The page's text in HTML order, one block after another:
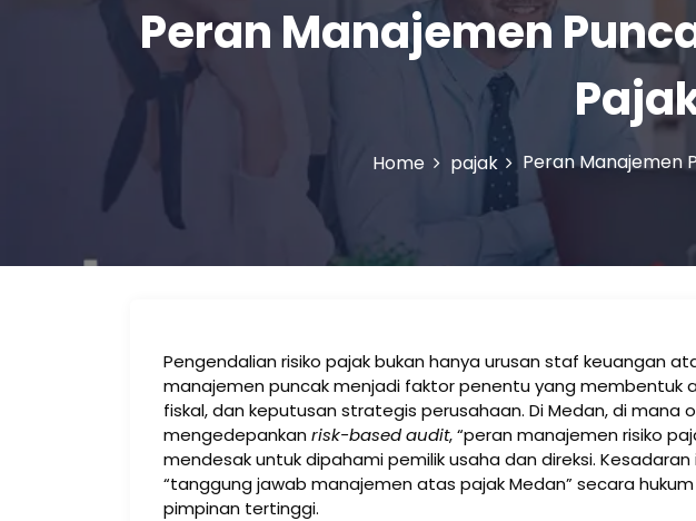
Peran Manajemen
Home pajak Peran Manajemen
Pengendalian risiko pajak bukan hanya urusan staf keuangan
manajemen puncak menjadi faktor penentu yang membentuk
fiskal, dan keputusan strategis perusahaan. Di Medan, di mana
mengedepankanrisk-based audit, “peran manajemen risiko
mendesak untuk dipahami pemilik usaha dan direksi.
“tanggung jawab manajemen atas pajak Medan” secara
pimpinan tertinggi.